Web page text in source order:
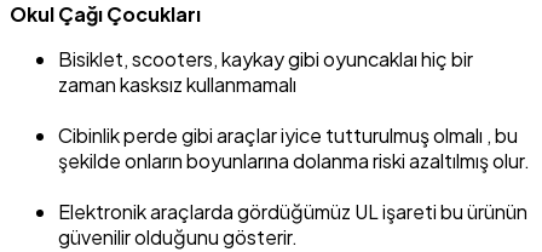
Okul Çağı Çocukları
Bisiklet, scooters, kaykay gibi oyuncaklaı hiç bir
zaman kasksız kullanmamalı
Cibinlik perde gibi araçlar iyice tutturulmuş olmalı , bu
şekilde onların boyunlarına dolanma riski azaltılmış olur.
Elektronik araçlarda gördüğümüz UL işareti bu ürünün
güvenilir olduğunu gösterir.